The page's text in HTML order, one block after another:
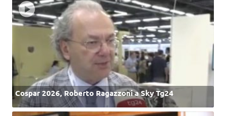
Cospar 2026, Roberto Ragazzoni a Sky Tg24